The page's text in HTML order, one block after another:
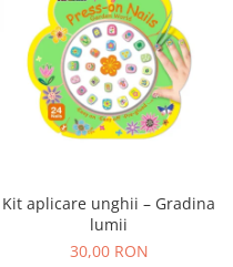
Kit aplicare unghii – Gradina
lumii
30,00 RON